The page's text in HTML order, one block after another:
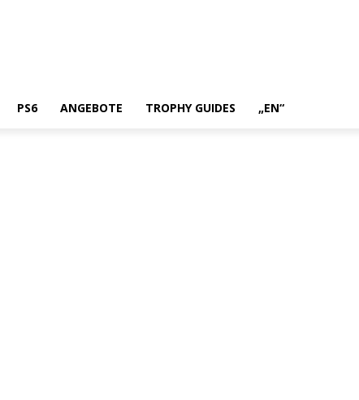
PS6 ANGEBOTE TROPHY GUIDES „EN“